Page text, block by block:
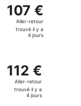
a
4
jours
107 €
Aller-
retour,
trouvé
a
4
jours
107 €
Aller-retour
trouvé il y a
4 jours
112 €
Aller-
retour,
trouvé
112 €
Aller-retour
trouvé il y a
4 jours